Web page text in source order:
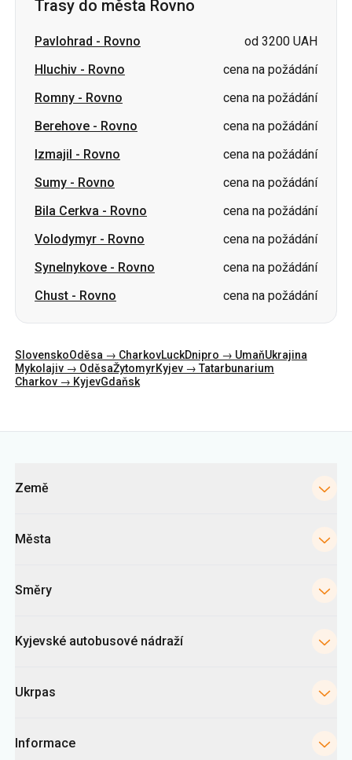
Romny -Rovno
Berehove-Rovno
cena na požádání
Izmajil-Rovno
cena na požádání
Sumy-Rovno
cena na požádání
Bila Cerkva-Rovno
cena na požádání
Volodymyr-Rovno
cena na požádání
Synelnykove-
cena na požádání
Chust-Rovno cena na požádání
SlovenskoOděsa → Charkov Dnipro → Umaň Ukrajina
Charkov → KyjevGdaňsk
Kategorie